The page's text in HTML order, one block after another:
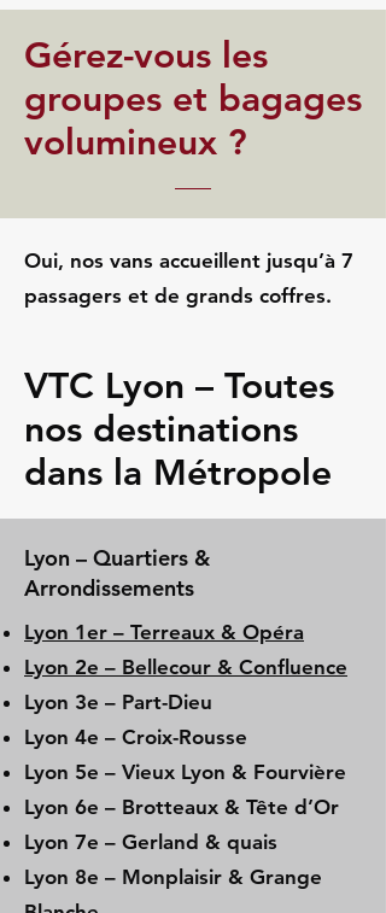
Gérez-vous les
groupes et bagages
volumineux ?
Oui, nos vans accueillent jusqu’à 7
passagers et de grands coffres.
VTC Lyon – Toutes
nos destinations
dans la Métropole
Lyon – Quartiers &
Arrondissements
Lyon 1er – Terreaux & Opéra
Lyon 2e – Bellecour & Confluence
Lyon 3e – Part-Dieu
Lyon 4e – Croix-Rousse
Lyon 5e – Vieux Lyon & Fourvière
Lyon 6e – Brotteaux & Tête d’Or
Lyon 7e – Gerland & quais
Lyon 8e – Monplaisir & Grange